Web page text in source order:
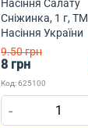
Насіння Салату
Сніжинка, 1 г, ТМ
Насіння України
9.50 грн
8 грн
Код: 625100
-